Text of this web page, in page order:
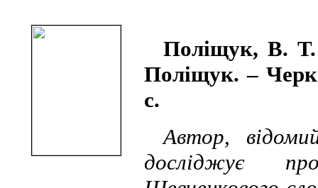
Поліщук, В. Т.
Поліщук. –
с.
Автор,
досліджує